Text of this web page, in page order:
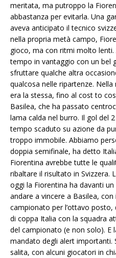
meritata, ma putroppo la
abbastanza per evitarla. Una
aveva anticipato il tecnico
nella propria metà campo,
gioco, ma con ritmi molto
tempo in vantaggio con un bel
sfruttare qualche altra
qualcosa nelle ripartenze.
era la stessa, fino al cost to
Basilea, che ha passato
lama calda nel burro. Il gol del
tempo scaduto su azione da
troppo immobile. Abbiamo
doppia semifinale, ha detto
Fiorentina avrebbe tutte le
ribaltare il risultato in Svizzera.
oggi la Fiorentina ha davanti
andare a vincere a Basilea,
campionato per l’ottavo posto,
di coppa Italia con la squadra
del campionato (e non solo). E
mandato degli alert
salita, con alcuni giocatori in